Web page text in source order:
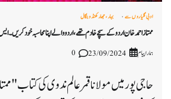
ادبی گلیاروں سے بہار، جھارکھنڈ و بنگال
ممتاز احمد خان اردو کے سچے خادم تھے، اردو والے اپنا محاسبہ خود کریں
ہمارا پیام 23/09/2024
0
حاجی پور میں مولانا قمر عالم ندوی کی کتاب